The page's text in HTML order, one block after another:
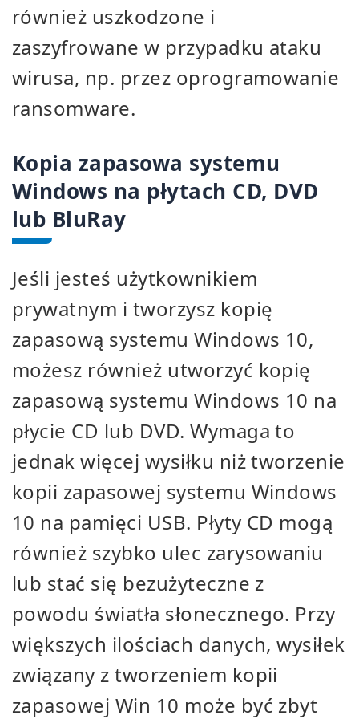
również uszkodzone i
zaszyfrowane w przypadku ataku
wirusa, np. przez oprogramowanie
ransomware.
Kopia zapasowa systemu
Windows na płytach CD, DVD
lub BluRay
Jeśli jesteś użytkownikiem
prywatnym i tworzysz kopię
zapasową systemu Windows 10,
możesz również utworzyć kopię
zapasową systemu Windows 10 na
płycie CD lub DVD. Wymaga to
jednak więcej wysiłku niż tworzenie
kopii zapasowej systemu Windows
10 na pamięci USB. Płyty CD mogą
również szybko ulec zarysowaniu
lub stać się bezużyteczne z
powodu światła słonecznego. Przy
większych ilościach danych, wysiłek
związany z tworzeniem kopii
zapasowej Win 10 może być zbyt